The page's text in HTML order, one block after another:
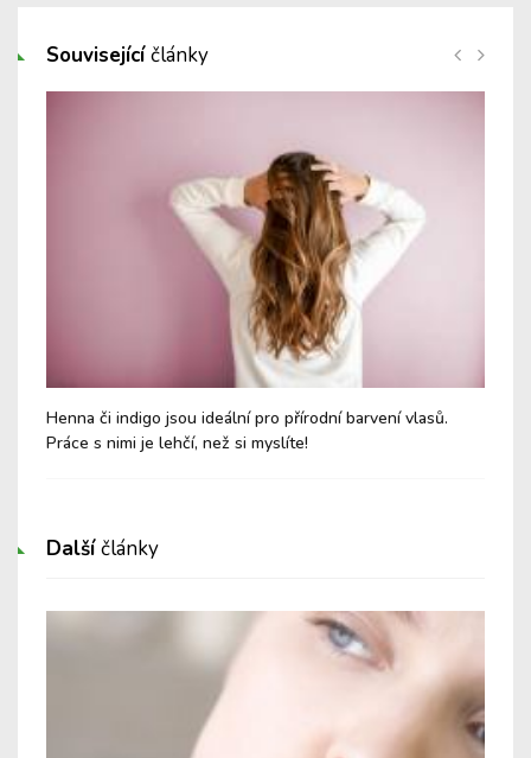
Souvisejícíčlánky
Henna či indigo jsou ideální pro přírodní barvení vlasů.
Práce s nimi je lehčí, než si myslíte!
Dalšíčlánky